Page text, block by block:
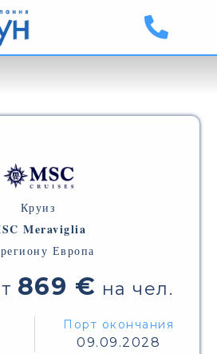
Круиз
Meraviglia
Европа
869 € на чел.
Порт окончания
09.09.2028